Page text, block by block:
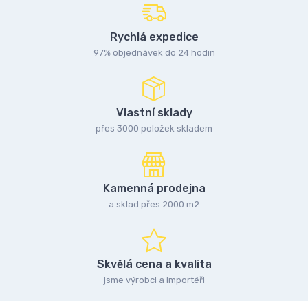
Rychlá expedice
97% objednávek do 24 hodin
Vlastní sklady
přes 3000 položek skladem
Kamenná prodejna
a sklad přes 2000 m2
Skvělá cena a kvalita
jsme výrobci a importéři